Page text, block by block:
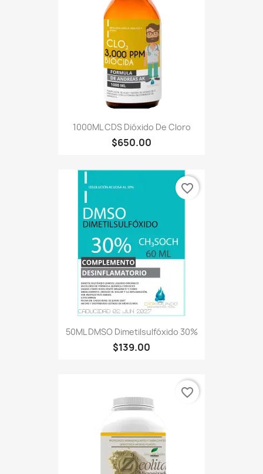
1000ML CDS Dióxido De Cloro
$650.00
50ML DMSO Dimetilsulfóxido 30%
$139.00
favorite_border
favorite_border